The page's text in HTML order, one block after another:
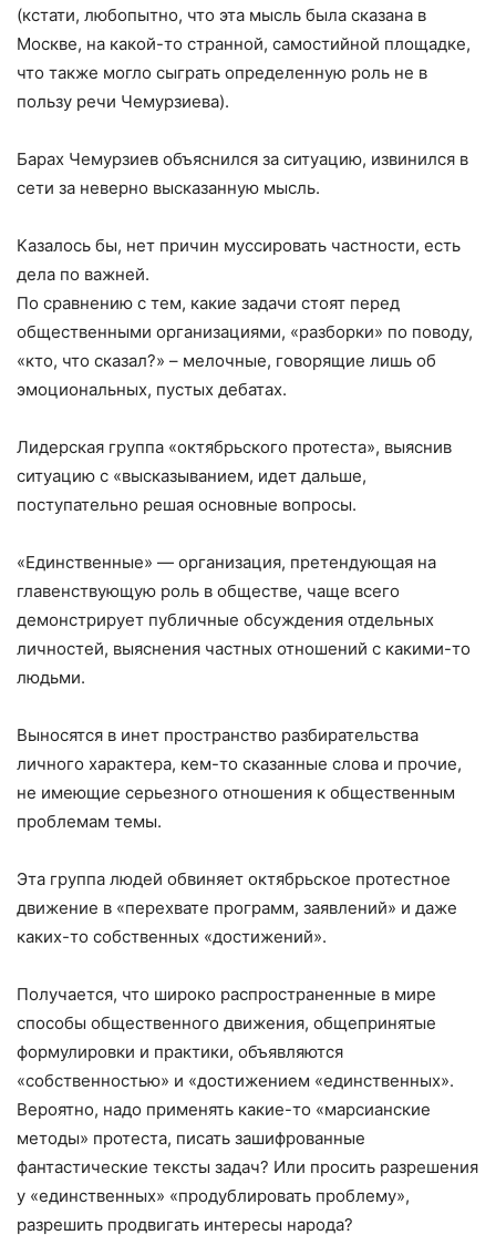
(кстати, любопытно, что эта мысль была сказана в
Москве, на какой-то странной, самостийной площадке,
что также могло сыграть определенную роль не в
пользу речи Чемурзиева).
Барах Чемурзиев объяснился за ситуацию, извинился в
сети за неверно высказанную мысль.
Казалось бы, нет причин муссировать частности, есть
дела по важней.
По сравнению с тем, какие задачи стоят перед
общественными организациями, «разборки» по поводу,
«кто, что сказал?» – мелочные, говорящие лишь об
эмоциональных, пустых дебатах.
Лидерская группа «октябрьского протеста», выяснив
ситуацию с «высказыванием, идет дальше,
поступательно решая основные вопросы.
«Единственные» — организация, претендующая на
главенствующую роль в обществе, чаще всего
демонстрирует публичные обсуждения отдельных
личностей, выяснения частных отношений с какими-то
людьми.
Выносятся в инет пространство разбирательства
личного характера, кем-то сказанные слова и прочие,
не имеющие серьезного отношения к общественным
проблемам темы.
Эта группа людей обвиняет октябрьское протестное
движение в «перехвате программ, заявлений» и даже
каких-то собственных «достижений».
Получается, что широко распространенные в мире
способы общественного движения, общепринятые
формулировки и практики, объявляются
«собственностью» и «достижением «единственных».
Вероятно, надо применять какие-то «марсианские
методы» протеста, писать зашифрованные
фантастические тексты задач? Или просить разрешения
у «единственных» «продублировать проблему»,
разрешить продвигать интересы народа?